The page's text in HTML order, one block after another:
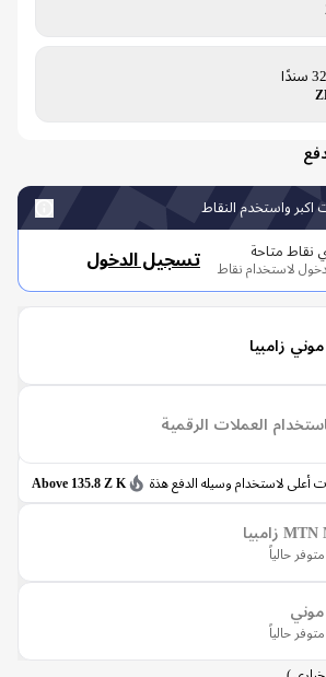
النقاط
نقاط تسجيل الدخول
العملات الرقمية
وسيله الدفع هذة Above 135.8 Z K